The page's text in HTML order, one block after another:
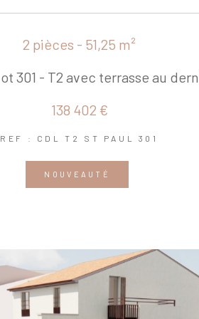
2 pièces - 51,25 m²
301 - T2 avec terrasse au
138 402 €
REF : CDL T2 ST PAUL 301
NOUVEAUTÉ